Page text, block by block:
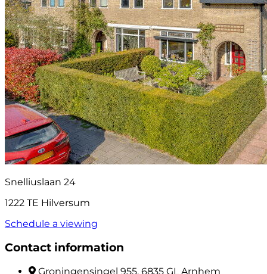
Snelliuslaan 24
1222 TE Hilversum
Schedule a viewing
Contact information
Groningensingel 955, 6835 GL Arnhem